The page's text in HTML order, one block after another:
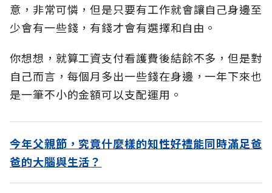
意，非常可憐，但是只要有工作就會讓自己身邊至
少會有一些錢，有錢才會有選擇和自由。
你想想，就算工資支付看護費後結餘不多，但是對
自己而言，每個月多出一些錢在身邊，一年下來也
是一筆不小的金額可以支配運用。
今年父親節，究竟什麼樣的知性好禮能同時滿足爸
爸的大腦與生活？